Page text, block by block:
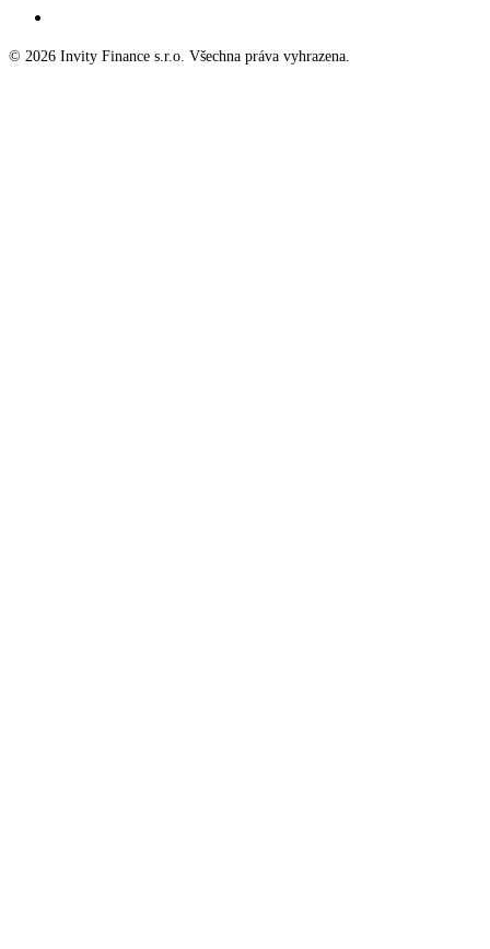
© 2026 Invity Finance s.r.o. Všechna práva vyhrazena.